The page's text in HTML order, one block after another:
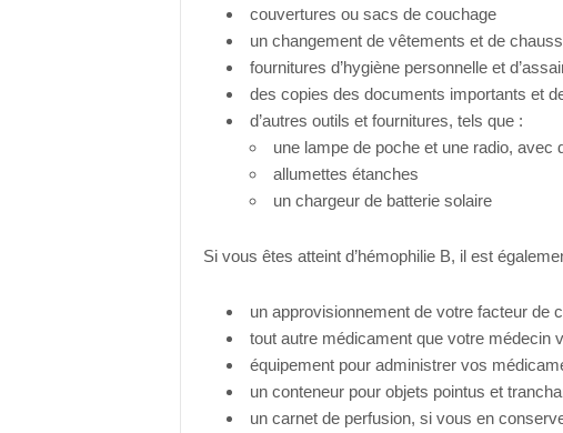
couvertures ou sacs de couchage
un changement de vêtements et de
fournitures d’hygiène personnelle et
des copies des documents importants et
d’autres outils et fournitures, tels que :
une lampe de poche et une radio, avec
allumettes étanches
un chargeur de batterie solaire
Si vous êtes atteint d’hémophilie B, il est
un approvisionnement de votre facteur de
tout autre médicament que votre médecin
équipement pour administrer vos
un conteneur pour objets pointus et
un carnet de perfusion, si vous en